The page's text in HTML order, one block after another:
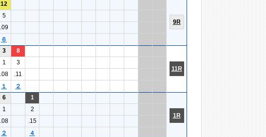
12
9R
5
.09
６
3 8
11R
1
3
.08
.11
１ ２
6 1
1R
1
2
.08
.15
２ ４